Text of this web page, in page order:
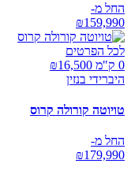
החל מ-
₪159,990
לכל הפרטים
0 ק"מ ₪
16,500
היברידי בנזין
טויוטה קורולה קרוס
החל מ-
₪179,990